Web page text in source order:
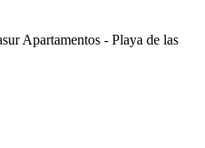
Apartamentos - Playa de las